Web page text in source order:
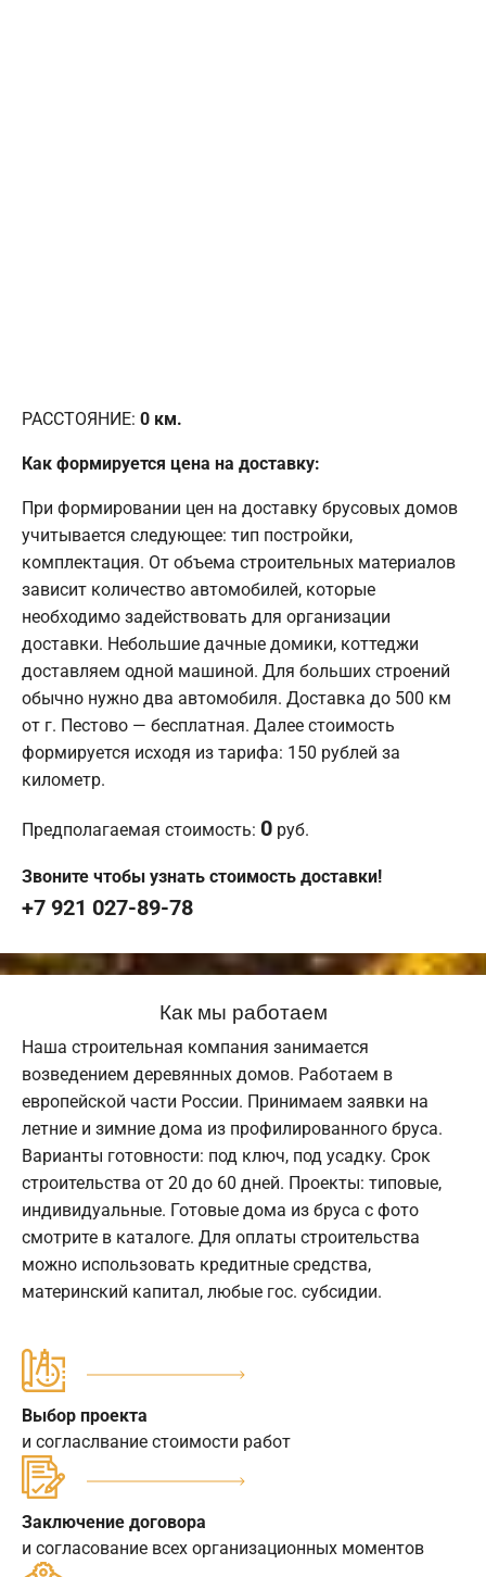
РАССТОЯНИЕ: 0 км.
Как формируется цена на доставку:
При формировании цен на доставку брусовых домов
учитывается следующее: тип постройки,
комплектация. От объема строительных материалов
зависит количество автомобилей, которые
необходимо задействовать для организации
доставки. Небольшие дачные домики, коттеджи
доставляем одной машиной. Для больших строений
обычно нужно два автомобиля. Доставка до 500 км
от г. Пестово — бесплатная. Далее стоимость
формируется исходя из тарифа: 150 рублей за
километр.
Предполагаемая стоимость: 0 руб.
Звоните чтобы узнать стоимость доставки!
+7 921 027-89-78
Как мы работаем
Наша строительная компания занимается
возведением деревянных домов. Работаем в
европейской части России. Принимаем заявки на
летние и зимние дома из профилированного бруса.
Варианты готовности: под ключ, под усадку. Срок
строительства от 20 до 60 дней. Проекты: типовые,
индивидуальные. Готовые дома из бруса с фото
смотрите в каталоге. Для оплаты строительства
можно использовать кредитные средства,
материнский капитал, любые гос. субсидии.
Выбор проекта
и согласлвание стоимости работ
Заключение договора
и согласование всех организационных моментов